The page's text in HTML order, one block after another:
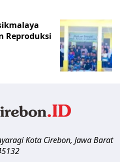
Reproduksi
Kota Cirebon, Jawa Barat